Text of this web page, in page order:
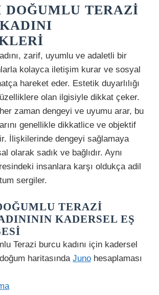
DOĞUMLU TERAZI
zarif, uyumlu ve adaletli bir
kolayca iletişim kurar ve sosyal
hareket eder. Estetik duyarlılığı
olan ilgisiyle dikkat çeker.
her zaman dengeyi ve uyumu arar, bu
genellikle dikkatlice ve objektif
İlişkilerinde dengeyi sağlamaya
olarak sadık ve bağlıdır. Aynı
insanlara karşı oldukça adil
sergiler.
TERAZI
KADERSEL EŞ
Terazi burcu kadını için kadersel
haritasında Juno hesaplaması